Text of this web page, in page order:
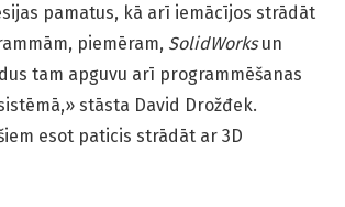
pamatus, kā arī iemācījos strādāt
piemēram, SolidWorksun
tam apguvu arī programmēšanas
stāsta David Drožđek.
esot paticis strādāt ar 3D